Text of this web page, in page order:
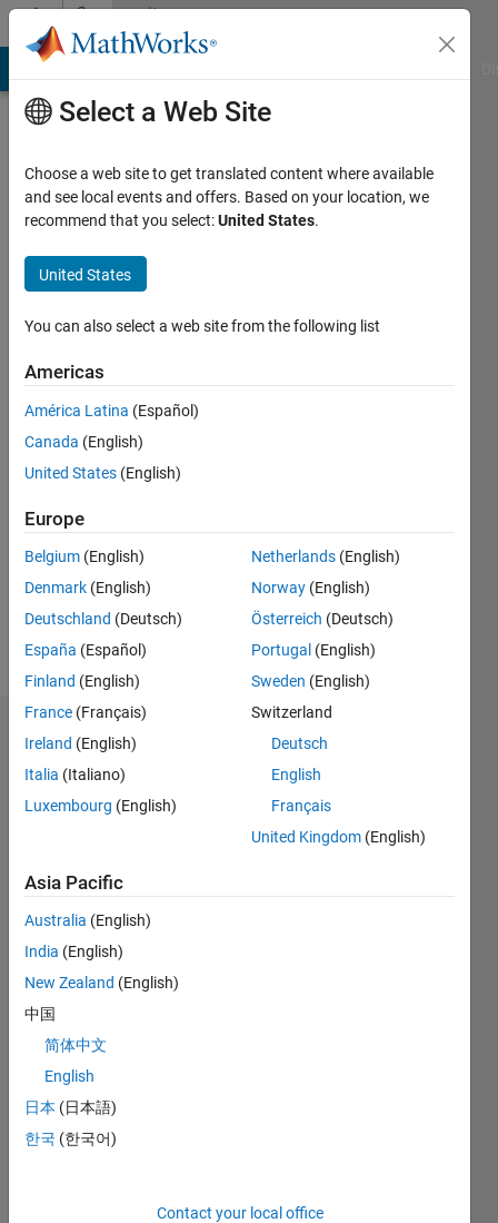
Skip to contentCommunity
Profile
Maeda
Last
months
ago
Active
since
Following:
Dashboard
Statistics
CONTRIBUTIONS L
-2
-1
2
3
4
TIMELINE
Select a Web Site
Choose a web site to get translated content where available
and see local events and offers. Based on your location, we
recommend that you select:United States.
United States
You can also select a web site from the following list
Americas
América Latina (Español)
Canada (English)
United States (English)
Europe
Belgium (English)
Denmark (English)
Deutschland (Deutsch)
España (Español)
Finland (English)
France (Français)
Ireland (English)
Italia (Italiano)
Luxembourg (English)
Netherlands (English)
Norway (English)
Österreich (Deutsch)
Portugal (English)
Sweden (English)
Switzerland
Deutsch
English
Français
United Kingdom (English)
Asia Pacific
Australia (English)
India (English)
New Zealand (English)
中国
简体中文
English
日本 (日本語)
한국 (한국어)
Contact your local office